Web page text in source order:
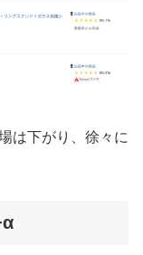
は下がり、徐々に